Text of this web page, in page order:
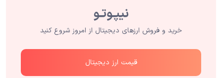
خرید و فروش ارزهای دیجیتال از امروز شروع کنید
قیمت ارز دیجیتال